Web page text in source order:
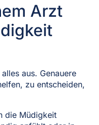
Arzt
aus. Genauere
zu entscheiden,
die Müdigkeit